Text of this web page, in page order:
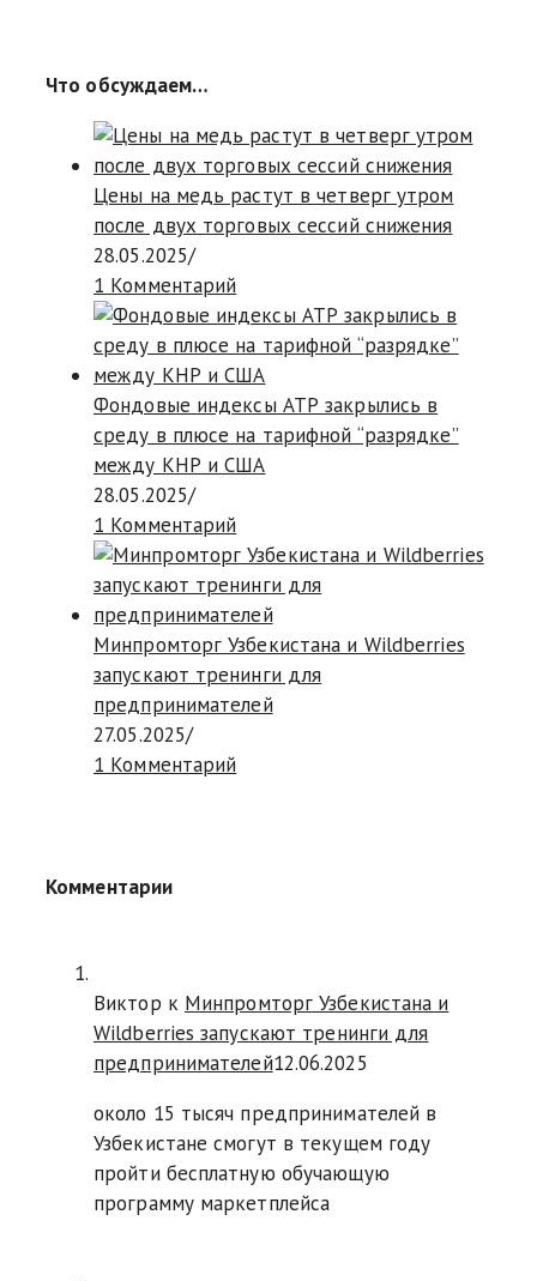
Что обсуждаем…
Цены на медь растут в четверг утром
после двух торговых сессий снижения
28.05.2025/
1 Комментарий
Фондовые индексы АТР закрылись в
среду в плюсе на тарифной “разрядке”
между КНР и США
28.05.2025/
1 Комментарий
Минпромторг Узбекистана и Wildberries
запускают тренинги для
предпринимателей
27.05.2025/
1 Комментарий
Комментарии
Виктор к Минпромторг Узбекистана и
Wildberries запускают тренинги для
предпринимателей12.06.2025
около 15 тысяч предпринимателей в
Узбекистане смогут в текущем году
пройти бесплатную обучающую
программу маркетплейса